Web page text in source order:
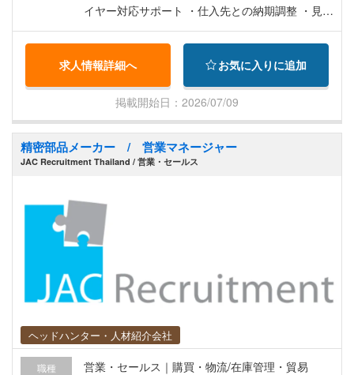
イヤー対応サポート ・仕入先との納期調整 ・見積
取得および価格管理 ④顧客対応サポート ・顧客か
らの問い合わせ対応 ・納期回答、仕様確認 ・営業
マネージャーの交渉サポート
求人情報詳細へ お気に入りに追加
掲載開始日：2026/07/09
精密部品メーカー / 営業マネージャー
JAC Recruitment Thailand / 営業・セールス
ヘッドハンター・人材紹介会社
職種 営業・セールス｜購買・物流/在庫管理・貿易